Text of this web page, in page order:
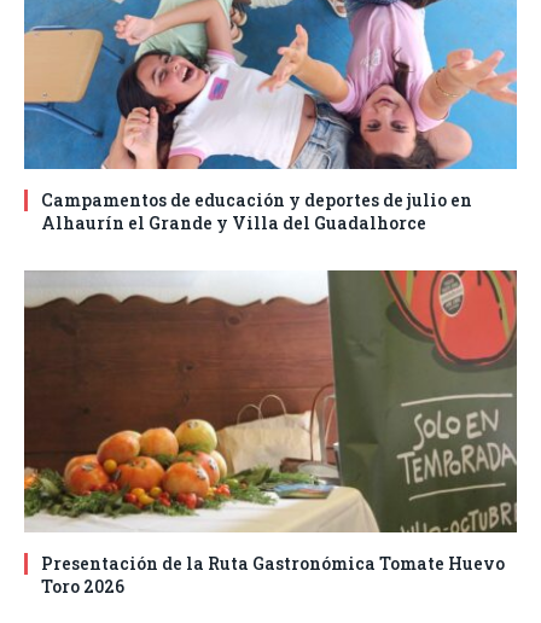
Campamentos de educación y deportes de julio en
Alhaurín el Grande y Villa del Guadalhorce
Presentación de la Ruta Gastronómica Tomate Huevo
Toro 2026